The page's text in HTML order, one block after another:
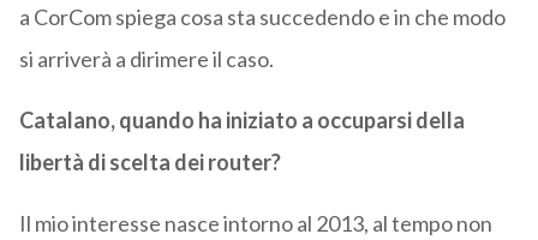
a CorCom spiega cosa sta succedendo e in che modo
si arriverà a dirimere il caso.
Catalano, quando ha iniziato a occuparsi della
libertà di scelta dei router?
Il mio interesse nasce intorno al 2013, al tempo non